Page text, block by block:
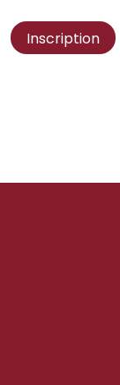
Inscription